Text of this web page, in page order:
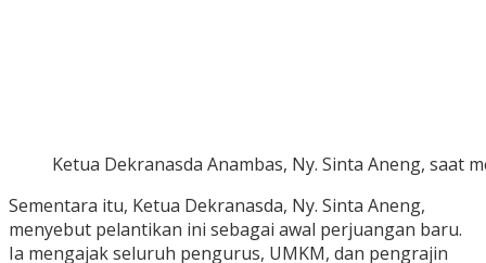
Ketua Dekranasda Anambas, Ny. Sinta Aneng, saat
Sementara itu, Ketua Dekranasda, Ny. Sinta Aneng,
menyebut pelantikan ini sebagai awal perjuangan baru.
Ia mengajak seluruh pengurus, UMKM, dan pengrajin